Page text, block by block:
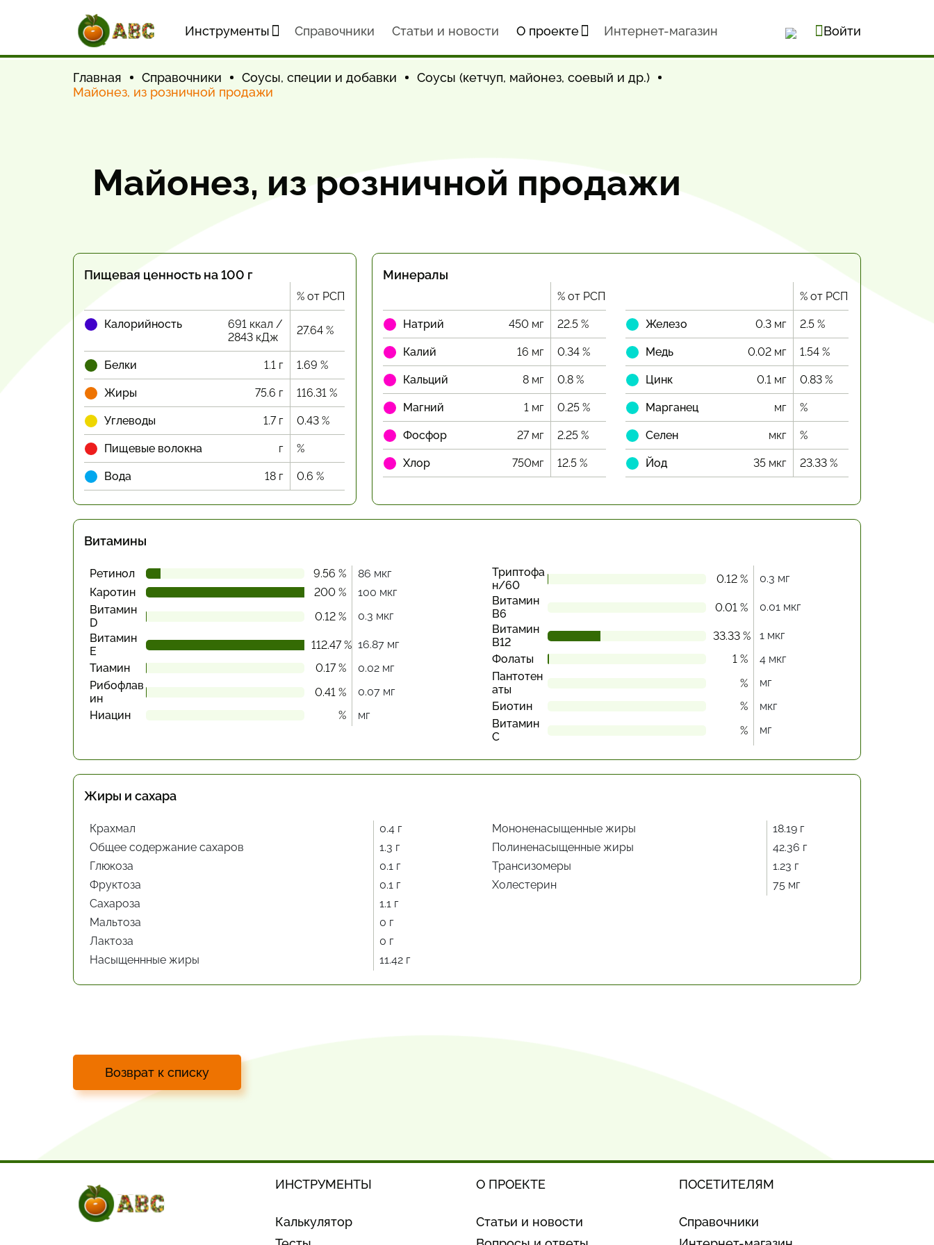
Инструменты Cправочники Статьи и новости О проекте Интернет-магазин Войти
Главная Справочники Соусы, специи и добавки
Соусы (кетчуп, майонез, соевый и др.)
Майонез, из розничной продажи
Майонез, из розничной продажи
Пищевая ценность на 100 г
% от РСП
Калорийность
691 ккал /
2843 кДж
27.64 %
Белки 1.1 г 1.69 %
Жиры 75.6 г 116.31 %
Углеводы 1.7 г 0.43 %
Пищевые волокна г %
Вода 18 г 0.6 %
Минералы
% от РСП
Натрий 450 мг 22.5 %
Калий 16 мг 0.34 %
Кальций 8 мг 0.8 %
Магний 1 мг 0.25 %
Фосфор 27 мг 2.25 %
Хлор 750мг 12.5 %
% от РСП
Железо 0.3 мг 2.5 %
Медь 0.02 мг 1.54 %
Цинк 0.1 мг 0.83 %
Марганец мг %
Селен мкг %
Йод 35 мкг 23.33 %
Витамины
Ретинол 9.56 %
86 мкг
Каротин
200 %
100 мкг
Витамин
D
0.12 %
0.3 мкг
Витамин
Е
112.47 % 16.87 мг
Тиамин
0.17 %
0.02 мг
Рибофлав
ин
0.41 %
0.07 мг
Ниацин
% мг
Триптофа
н/60
0.12 %
0.3 мг
Витамин
В6
0.01 %
0.01 мкг
Витамин
В12
33.33 %
1 мкг
Фолаты
1 %
4 мкг
Пантотен
аты
%
мг
Биотин
%
мкг
Витамин
С
% мг
Жиры и сахара
Крахмал
0.4 г
Общее содержание сахаров
1.3 г
Глюкоза
0.1 г
Фруктоза
0.1 г
Сахароза
1.1 г
Мальтоза
0 г
Лактоза
0 г
Насыщеннные жиры
11.42 г
Мононенасыщенные жиры
18.19 г
Полиненасыщенные жиры
42.36 г
Трансизомеры
1.23 г
Холестерин
75 мг
Возврат к списку
ИНСТРУМЕНТЫ
Калькулятор
О ПРОЕКТЕ
Статьи и новости
ПОСЕТИТЕЛЯМ
Справочники